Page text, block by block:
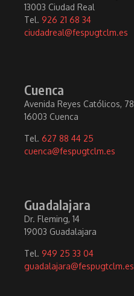
13003 Ciudad Real
Tel. 926 21 68 34
ciudadreal@fespugtclm.es
Cuenca
Avenida Reyes Católicos, 78
16003 Cuenca
Tel. 627 88 44 25
cuenca@fespugtclm.es
Guadalajara
Dr. Fleming, 14
19003 Guadalajara
Tel. 949 25 33 04
guadalajara@fespugtclm.es